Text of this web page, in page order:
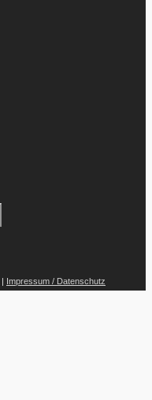
Impressum / Datenschutz